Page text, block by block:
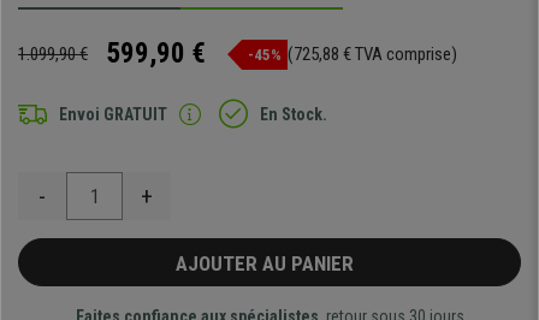
1.099,90 € 599,90 € -45% (725,88 € TVA comprise)
Envoi GRATUIT En Stock.
- +
AJOUTER AU PANIER